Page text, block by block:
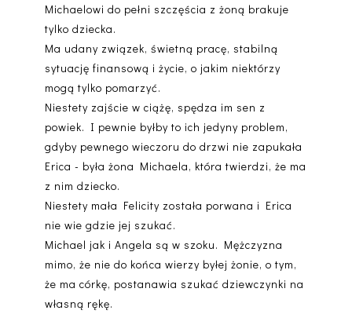
Michaelowi do pełni szczęścia z żoną brakuje
tylko dziecka.
Ma udany związek, świetną pracę, stabilną
sytuację finansową i życie, o jakim niektórzy
mogą tylko pomarzyć.
Niestety zajście w ciążę, spędza im sen z
powiek. I pewnie byłby to ich jedyny problem,
gdyby pewnego wieczoru do drzwi nie zapukała
Erica - była żona Michaela, która twierdzi, że ma
z nim dziecko.
Niestety mała Felicity została porwana i Erica
nie wie gdzie jej szukać.
Michael jak i Angela są w szoku. Mężczyzna
mimo, że nie do końca wierzy byłej żonie, o tym,
że ma córkę, postanawia szukać dziewczynki na
własną rękę.